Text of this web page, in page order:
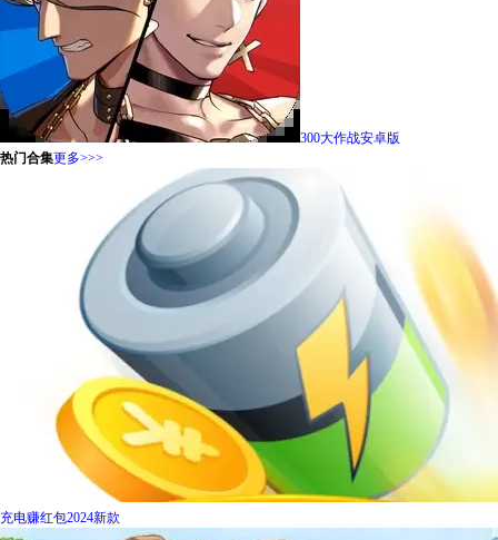
300大作战安卓版
热门合集更多>>>
充电赚红包2024新款